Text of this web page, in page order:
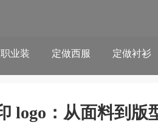
业装 定做西服 定做衬衫
logo：从面料到版